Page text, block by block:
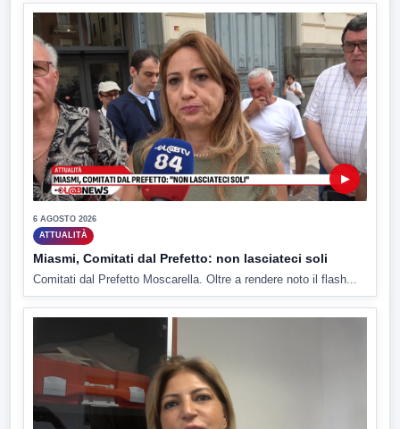
▶
6 AGOSTO 2026
ATTUALITÀ
Miasmi, Comitati dal Prefetto: non lasciateci soli
Comitati dal Prefetto Moscarella. Oltre a rendere noto il flash...